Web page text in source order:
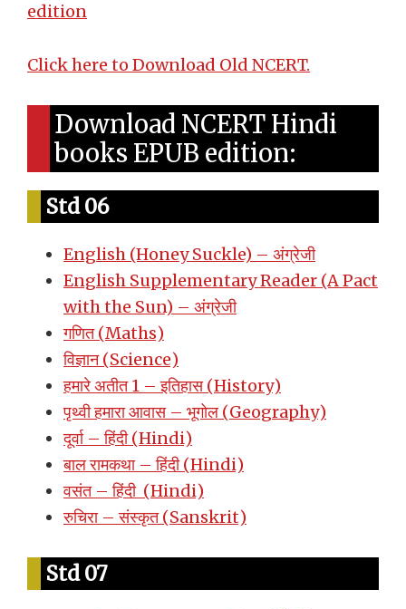
edition
Click here to Download Old NCERT.
Download NCERT Hindi
books EPUB edition:
Std 06
English (Honey Suckle) – अंग्रेजी
English Supplementary Reader (A Pact
with the Sun) – अंग्रेजी
गणित (Maths)
विज्ञान (Science)
हमारे अतीत 1 – इतिहास (History)
पृथ्वी हमारा आवास – भूगोल (Geography)
दूर्वा – हिंदी (Hindi)
बाल रामकथा – हिंदी (Hindi)
वसंत – हिंदी (Hindi)
रुचिरा – संस्कृत (Sanskrit)
Std 07